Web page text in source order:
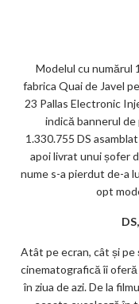
Modelul cu numărul
fabrica Quai de Javel
23 Pallas Electronic
indică bannerul de
1.330.755 DS
apoi livrat unui șofer
nume s-a pierdut de-a
opt
Atât pe ecran, cât și pe
cinematografică îi
în ziua de azi. De la